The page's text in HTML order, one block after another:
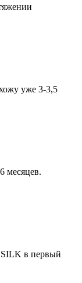
уже 3-3,5
месяцев.
SILK в первый